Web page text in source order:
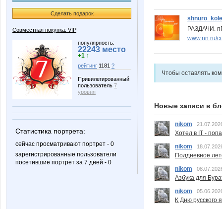
Сделать подарок
Совместная покупка: VIP
популярность:
22243 место
+1 ↑
рейтинг 1181 ?
Привилегированный
пользователь 7
уровня
Статистика портрета:
сейчас просматривают портрет - 0
зарегистрированные пользователи
посетившие портрет за 7 дней - 0
РАЗДАЧИ.
www.nn.ru/
Чтобы оставлять
Новые записи в
nikom
Хотел в IT -
nikom
Полдневное
nikom
Азбука для
nikom
К Дню русского